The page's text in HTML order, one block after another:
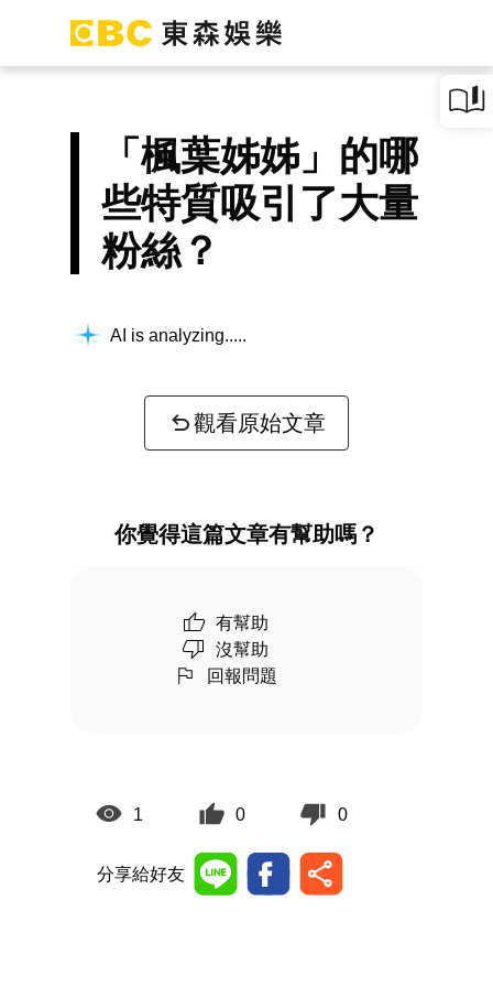
「楓葉姊姊」的哪
些特質吸引了大量
粉絲？
AI is analyzing...
觀看原始文章
你覺得這篇文章有幫助嗎？
有幫助
沒幫助
回報問題
1 0 0
分享給好友